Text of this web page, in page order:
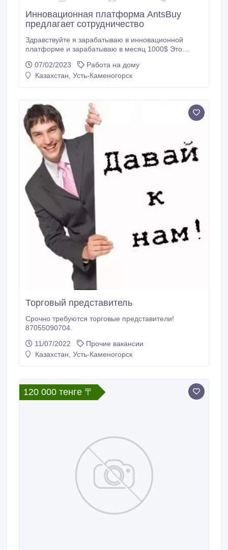
Инновационная платформа AntsBuy
предлагает сотрудничество
Здравствуйте я зарабатываю в инновационной
платформе и зарабатываю в месяц 1000$ Это
называется AntsBuy Тут есть хороший выбор
товаров Большой ассортимент И главное очень
Скидки до 30% А также есть возможность
зарабатывать на этой платформе Сидя дома имея
телефон интернет и немного времени.
07/02/2023
Работа на дому
Казахстан, Усть-Каменогорск
Торговый представитель
Срочно требуются торговые представители!
87055090704.
11/07/2022
Прочие вакансии
Казахстан, Усть-Каменогорск
120 000 тенге 〒